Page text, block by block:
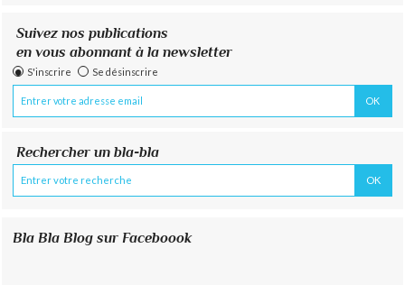
Suivez nos publications
en vous abonnant à la newsletter
S'inscrire Se désinscrire
Rechercher un bla-bla
Bla Bla Blog sur Faceboook